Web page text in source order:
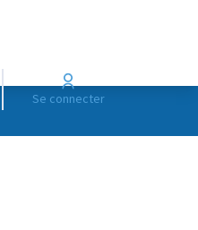
Se connecter